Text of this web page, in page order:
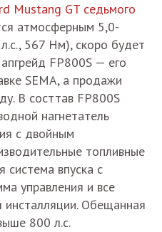
Mustang GT седьмого
атмосферным 5,0-
567 Нм), скоро будет
FP800S — его
SEMA, а продажи
В состтав FP800S
нагнетатель
с двойным
топливные
система впуска с
управления и все
Обещанная
800 л.с.